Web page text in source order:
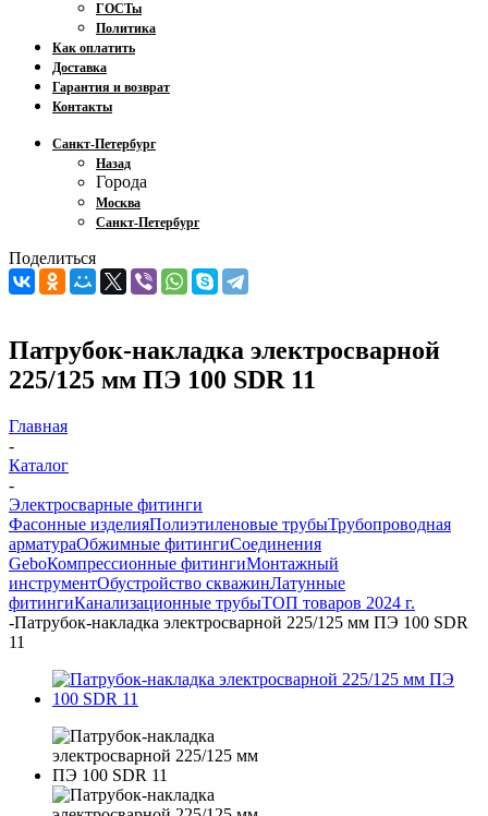
ГОСТы
Политика
Как оплатить
Доставка
Гарантия и возврат
Контакты
Санкт-Петербург
Назад
Города
Москва
Санкт-Петербург
Поделиться
Патрубок-накладка электросварной
225/125 мм ПЭ 100 SDR 11
Главная
-
Каталог
-
Электросварные фитинги
Фасонные изделияПолиэтиленовые трубыТрубопроводная
арматураОбжимные фитингиСоединения
GeboКомпрессионные фитингиМонтажный
инструментОбустройство скважинЛатунные
фитингиКанализационные трубыТОП товаров 2024 г.
-Патрубок-накладка электросварной 225/125 мм ПЭ 100 SDR
11